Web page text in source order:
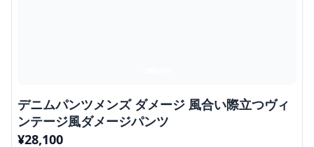
デニムパンツメンズ ダメージ 風合い際立つヴィ
ンテージ風ダメージパンツ
¥28,100